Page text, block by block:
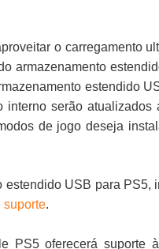
o carregamento
armazenamento
estendido
serão atualizados
de jogo deseja
estendido USB para
suporte.
PS5 oferecerá suporte